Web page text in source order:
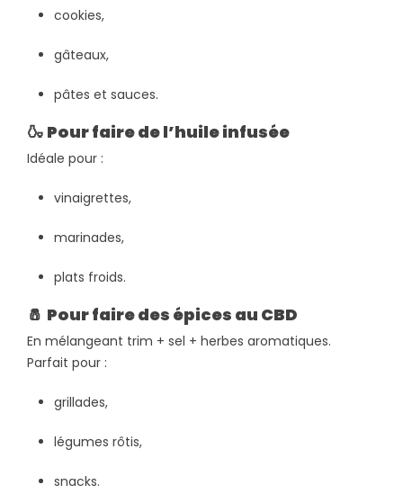
cookies,
gâteaux,
pâtes et sauces.
🍶 Pour faire de l’huile infusée
Idéale pour :
vinaigrettes,
marinades,
plats froids.
🧂 Pour faire des épices au CBD
En mélangeant trim + sel + herbes aromatiques.
Parfait pour :
grillades,
légumes rôtis,
snacks.